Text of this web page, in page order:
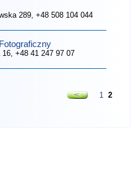
289, +48 508 104 044
16, +48 41 247 97 07
1 2